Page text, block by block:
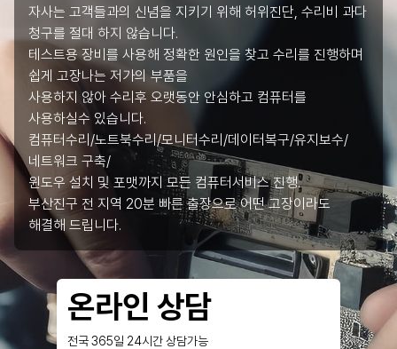
자사는 고객들과의 신념을 지키기 위해 허위진단, 수리비 과다
청구를 절대 하지 않습니다.
테스트용 장비를 사용해 정확한 원인을 찾고 수리를 진행하며
쉽게 고장나는 저가의 부품을
사용하지 않아 수리후 오랫동안 안심하고 컴퓨터를
사용하실수 있습니다.
컴퓨터수리/노트북수리/모니터수리/데이터복구/유지보수/
네트워크 구축/
윈도우 설치 및 포맷까지 모든 컴퓨터서비스 진행.
부산진구 전 지역 20분 빠른 출장으로 어떤 고장이라도
해결해 드립니다.
온라인 상담
전국 365일 24시간 상담가능